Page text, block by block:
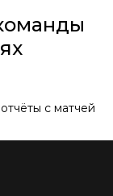
с матчей